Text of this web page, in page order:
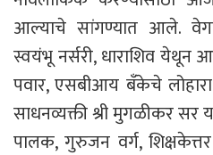
आल्याचे सांगण्यात आले.
स्वयंभू नर्सरी, धाराशिव येथून
पवार, एसबीआय बँकेचे
साधनव्यक्ती श्री मुगळीकर सर
पालक, गुरुजन वर्ग, शिक्षकेत्तर